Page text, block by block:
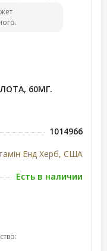
60МГ.
1014966
Енд Херб, США
Есть в наличии